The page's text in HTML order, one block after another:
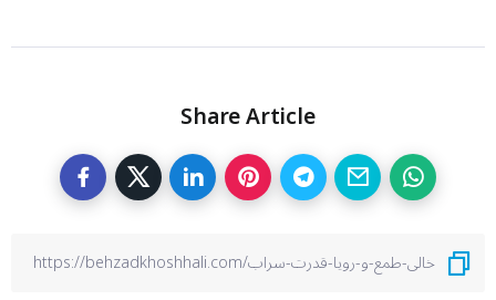
Share Article